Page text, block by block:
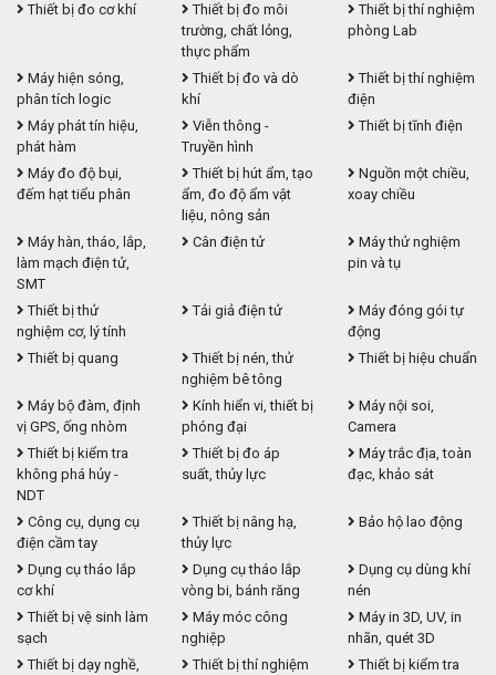
Thiết bị đo cơ khí
Thiết bị đo môi
trường, chất lỏng,
thực phẩm
Thiết bị thí nghiệm
phòng Lab
Máy hiện sóng,
phân tích logic
Thiết bị đo và dò
khí
Thiết bị thí nghiệm
điện
Máy phát tín hiệu,
phát hàm
Viễn thông -
Truyền hình
Thiết bị tĩnh điện
Máy đo độ bụi,
đếm hạt tiểu phân
Thiết bị hút ẩm, tạo
ẩm, đo độ ẩm vật
liệu, nông sản
Nguồn một chiều,
xoay chiều
Máy hàn, tháo, lắp,
làm mạch điện tử,
SMT
Cân điện tử
Máy thử nghiệm
pin và tụ
Thiết bị thử
nghiệm cơ, lý tính
Tải giả điện tử
Máy đóng gói tự
động
Thiết bị quang
Thiết bị nén, thử
nghiệm bê tông
Thiết bị hiệu chuẩn
Máy bộ đàm, định
vị GPS, ống nhòm
Kính hiển vi, thiết bị
phóng đại
Máy nội soi,
Camera
Thiết bị kiểm tra
không phá hủy -
NDT
Thiết bị đo áp
suất, thủy lực
Máy trắc địa, toàn
đạc, khảo sát
Công cụ, dụng cụ
điện cầm tay
Thiết bị nâng hạ,
thủy lực
Bảo hộ lao động
Dụng cụ tháo lắp
cơ khí
Dụng cụ tháo lắp
vòng bi, bánh răng
Dụng cụ dùng khí
nén
Thiết bị vệ sinh làm
sạch
Máy móc công
nghiệp
Máy in 3D, UV, in
nhãn, quét 3D
Thiết bị dạy nghề,
Thiết bị thí nghiệm
Thiết bị kiểm tra